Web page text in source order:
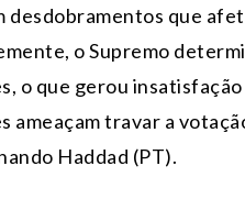
desdobramentos que
o Supremo
o que gerou
ameaçam travar a
Haddad (PT).